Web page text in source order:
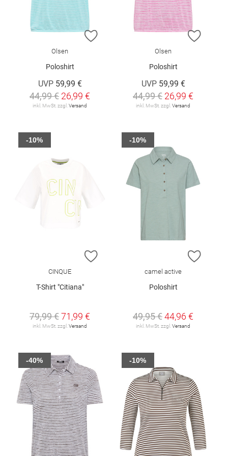
ZUR WUNSCHLISTE HINZUFÜGEN
Olsen
Poloshirt
UVP 59,99 €
44,99 € 26,99 €
inkl. MwSt. zzgl. Versand
ZUR
Olsen
Poloshirt
UVP 59,99 €
44,99 € 26,99 €
inkl. MwSt. zzgl. Versand
ZUR WUNSCHLISTE HINZUFÜGEN
CINQUE
T-Shirt "Citiana"
79,99 €71,99 €
inkl. MwSt. zzgl. Versand
-10%
ZUR
camel active
Poloshirt
49,95 €44,96 €
inkl. MwSt. zzgl. Versand
-10%
-40% -10%